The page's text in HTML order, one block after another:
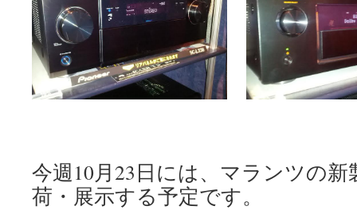
今週10月23日には、マランツの新
荷・展示する予定です。